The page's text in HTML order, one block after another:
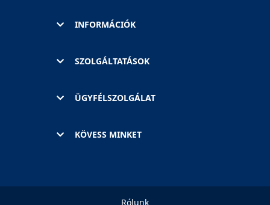
INFORMÁCIÓK
SZOLGÁLTATÁSOK
ÜGYFÉLSZOLGÁLAT
KÖVESS MINKET
Rólunk